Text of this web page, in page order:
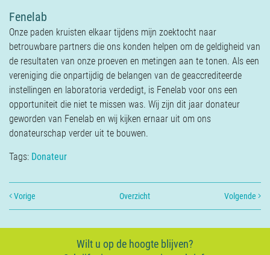
Fenelab
Onze paden kruisten elkaar tijdens mijn zoektocht naar
betrouwbare partners die ons konden helpen om de geldigheid van
de resultaten van onze proeven en metingen aan te tonen. Als een
vereniging die onpartijdig de belangen van de geaccrediteerde
instellingen en laboratoria verdedigt, is Fenelab voor ons een
opportuniteit die niet te missen was. Wij zijn dit jaar donateur
geworden van Fenelab en wij kijken ernaar uit om ons
donateurschap verder uit te bouwen.
Tags: Donateur
Vorige Overzicht Volgende
Wilt u op de hoogte blijven?